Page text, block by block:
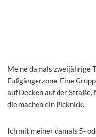
Meine damals zweijährige
Fußgängerzone. Eine
auf Decken auf der Straße.
die machen ein Picknick.
Ich mit meiner damals 5-